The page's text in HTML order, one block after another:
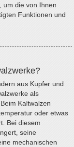
um die von Ihnen
Funktionen und
aus Kupfer und
als
Kaltwalzen
oder etwas
Bei diesem
seine
mechanischen